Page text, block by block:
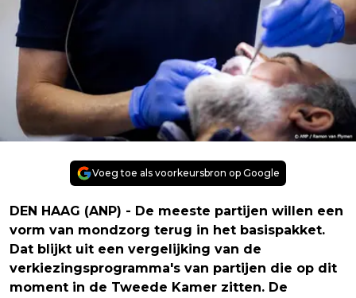
Voeg toe als voorkeursbron op Google
DEN HAAG (ANP) - De meeste partijen willen een
vorm van mondzorg terug in het basispakket.
Dat blijkt uit een vergelijking van de
verkiezingsprogramma's van partijen die op dit
moment in de Tweede Kamer zitten. De